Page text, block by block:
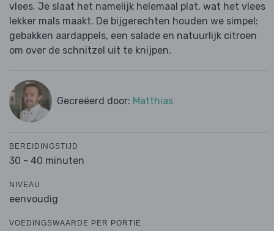
vlees. Je slaat het namelijk helemaal plat, wat het vlees
lekker mals maakt. De bijgerechten houden we simpel:
gebakken aardappels, een salade en natuurlijk citroen
om over de schnitzel uit te knijpen.
Gecreëerd door: Matthias
BEREIDINGSTIJD
30 - 40 minuten
NIVEAU
eenvoudig
VOEDINGSWAARDE PER PORTIE